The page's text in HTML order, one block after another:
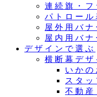
連続旗・フ
パトロール
屋外用バナ
屋内用バナ
デザインで選ぶ
横断幕デザ
いかの
スタ
不動産